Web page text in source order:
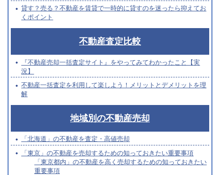
貸す？売る？不動産を賃貸で一時的に貸すのを迷ったら抑えてお
くポイント
不動産査定比較
『不動産売却一括査定サイト』をやってみてわかったこと【実
況】
不動産一括査定を利用して楽しよう！メリットとデメリットを理
解
地域別の不動産売却
「北海道」の不動産を査定・高値売却
「東京」の不動産を売却するための知っておきたい重要事項
「東京都内」の不動産を高く売却するための知っておきたい
重要事項